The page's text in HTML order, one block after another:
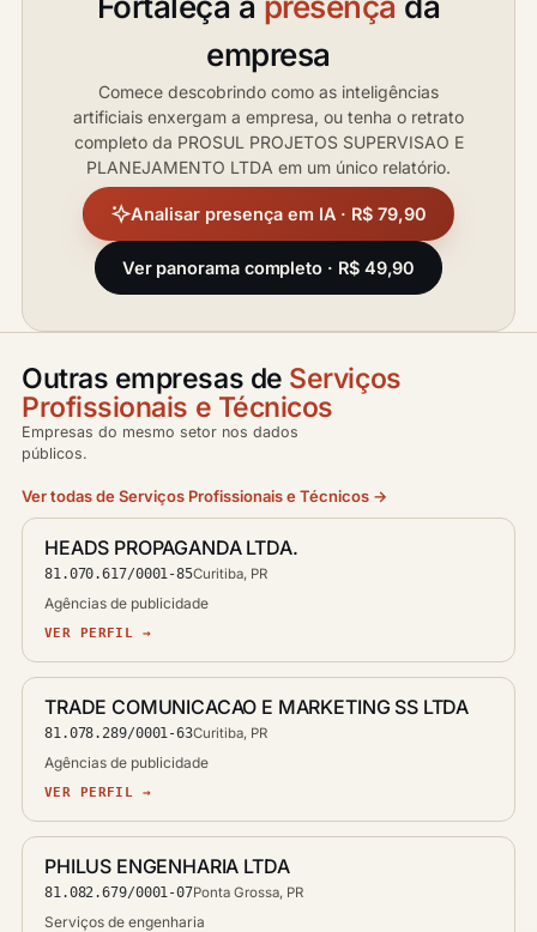
empresa
Comece descobrindo como as inteligências
artificiais enxergam a empresa, ou tenha o retrato
completo da PROSUL PROJETOS SUPERVISAO E
PLANEJAMENTO LTDA em um único relatório.
Analisar presença em IA · R$ 79,90
Ver panorama completo · R$ 49,90
Outras empresas de Serviços
Profissionais e Técnicos
Empresas do mesmo setor nos dados
públicos.
Ver todas de Serviços Profissionais e Técnicos →
HEADS PROPAGANDA LTDA.
81.070.617/0001-85Curitiba, PR
Agências de publicidade
VER PERFIL →
TRADE COMUNICACAO E MARKETING SS LTDA
81.078.289/0001-63Curitiba, PR
Agências de publicidade
VER PERFIL →
PHILUS ENGENHARIA LTDA
81.082.679/0001-07Ponta Grossa, PR
Serviços de engenharia